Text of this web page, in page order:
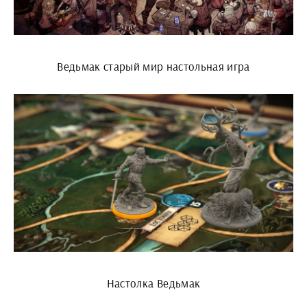
Ведьмак старый мир настольная игра
Настолка Ведьмак